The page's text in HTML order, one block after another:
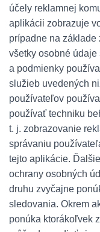
účely reklamnej
aplikácii zobrazuje
prípadne na základe
všetky osobné
a podmienky
služieb uvedených
používateľov
používať techniku
t. j. zobrazovanie
správaniu
tejto aplikácie.
ochrany osobných
druhu zvyčajne
sledovania. Okrem
ponúka ktorákoľvek